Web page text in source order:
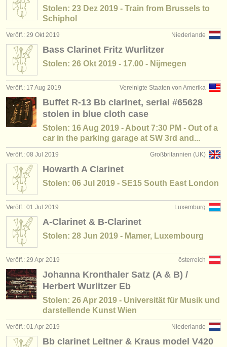
Stolen: 23 Dez 2019 - Train from Brussels to
Schiphol
Niederlande
Veröff.: 29 Okt 2019
Bass Clarinet Fritz Wurlitzer
Stolen: 26 Okt 2019 - 17.00 - Nijmegen
Vereinigte Staaten von Amerika
Veröff.: 17 Aug 2019
Buffet R-13 Bb clarinet, serial #65628
stolen in blue cloth case
Stolen: 16 Aug 2019 - About 7:30 PM - Out of a
car in the parking garage at SW 3rd and...
Großbritannien (UK)
Veröff.: 08 Jul 2019
Howarth A Clarinet
Stolen: 06 Jul 2019 - SE15 South East London
Luxemburg
Veröff.: 01 Jul 2019
A-Clarinet & B-Clarinet
Stolen: 28 Jun 2019 - Mamer, Luxembourg
österreich
Veröff.: 29 Apr 2019
Johanna Kronthaler Satz (A & B) /
Herbert Wurlitzer Eb
Stolen: 26 Apr 2019 - Universität für Musik und
darstellende Kunst Wien
Niederlande
Veröff.: 01 Apr 2019
Bb clarinet Leitner & Kraus model V420